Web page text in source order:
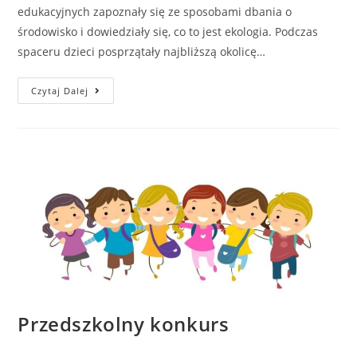
edukacyjnych zapoznały się ze sposobami dbania o
środowisko i dowiedziały się, co to jest ekologia. Podczas
spaceru dzieci posprzątały najbliższą okolicę…
Czytaj Dalej
Przedszkolny konkurs